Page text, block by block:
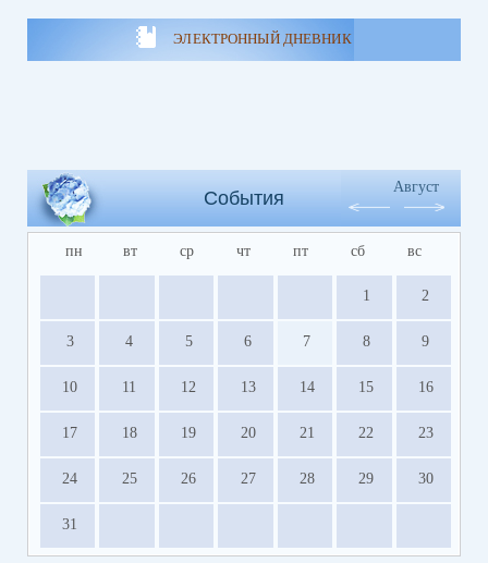
ЭЛЕКТРОННЫЙ ДНЕВНИК
События
Август
пн вт ср чт пт сб вс
1 2
3 4 5 6 7 8 9
10 11 12 13 14 15 16
17 18 19 20 21 22 23
24 25 26 27 28 29 30
31